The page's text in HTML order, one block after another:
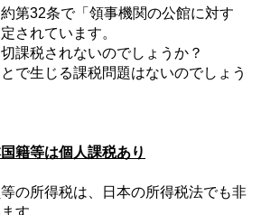
第32条で「領事機関の公館に対す
されています。
課税されないのでしょうか？
で生じる課税問題はないのでしょう
籍等は個人課税あり
の所得税は、日本の所得税法でも非